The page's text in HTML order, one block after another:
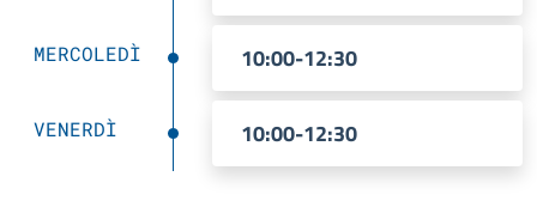
MERCOLEDÌ 10:00-12:30
VENERDÌ 10:00-12:30